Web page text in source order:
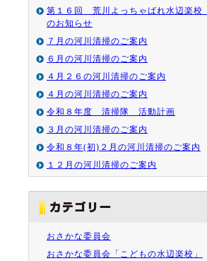
第１６回 荒川よっちゃばれ水辺楽
のお知らせ
７月の河川清掃のご案内
６月の河川清掃のご案内
４月２６の河川清掃のご案内
４月の河川清掃のご案内
令和８年度 清掃隊 活動計画
３月の河川清掃のご案内
令和８年(初)２月の河川清掃のご案内
１２月の河川清掃のご案内
おさかな委員会
おさかな委員会「こどもの水辺楽校」